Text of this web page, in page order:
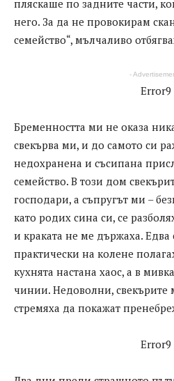
пляскаше по задните части,
него. За да не провокирам
семейство“, мълчаливо
-
Error9
Бременността ми не оказа
свекърва ми, и до самото си
недохранена и съсипана
семейство. В този дом
господари, а съпругът ми –
като родих сина си, се
и краката не ме държаха.
практически на колене
кухнята настана хаос, а в
чинии. Недоволни, свекърите
стремяха да покажат
Error9